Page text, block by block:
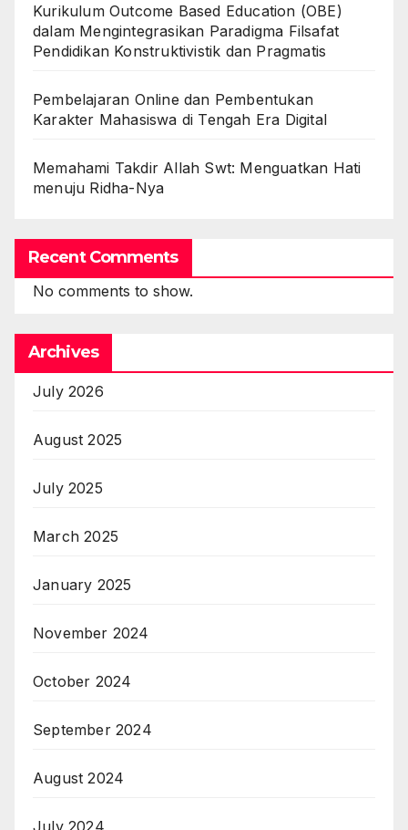
Kurikulum Outcome Based Education (OBE)
dalam Mengintegrasikan Paradigma Filsafat
Pendidikan Konstruktivistik dan Pragmatis
Pembelajaran Online dan Pembentukan
Karakter Mahasiswa di Tengah Era Digital
Memahami Takdir Allah Swt: Menguatkan Hati
menuju Ridha-Nya
Recent Comments
No comments to show.
Archives
July 2026
August 2025
July 2025
March 2025
January 2025
November 2024
October 2024
September 2024
August 2024
July 2024